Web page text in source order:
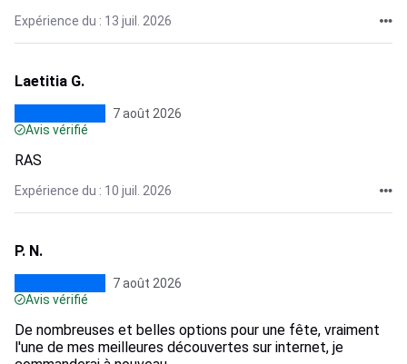
Expérience du : 13 juil. 2026
Laetitia G.
7 août 2026
Avis vérifié
RAS
Expérience du : 10 juil. 2026
P. N.
7 août 2026
Avis vérifié
De nombreuses et belles options pour une fête, vraiment
l'une de mes meilleures découvertes sur internet, je